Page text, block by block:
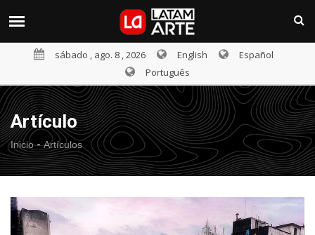
sábado , ago. 8 , 2026 English
Español
Português
Artículo
Inicio- Artículos